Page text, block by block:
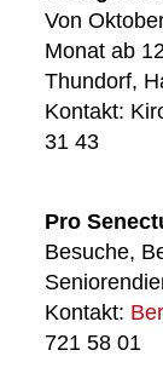
Von
Monat ab
Thundorf,
Kontakt:
31 43
Pro
Besuche,
Kontakt:
721 58 01